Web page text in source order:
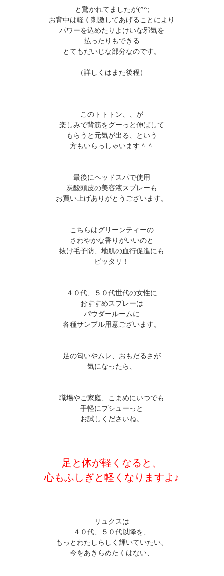
と驚かれてましたが(^^;
お背中は軽く刺激してあげることにより
パワーを込めたりよけいな邪気を
払ったりもできる
とてもだいじな部分なのです。
（詳しくはまた後程）
このトトトン、、が
楽しみで背筋をグーっと伸ばして
もらうと元気が出る、という
方もいらっしゃいます＾＾
最後にヘッドスパで使用
炭酸頭皮の美容液スプレーも
お買い上げありがとうございます。
こちらはグリーンティーの
さわやかな香りがいいのと
抜け毛予防、地肌の血行促進にも
ピッタリ！
４０代、５０代世代の女性に
おすすめスプレーは
パウダールームに
各種サンプル用意ございます。
足の匂いやムレ、おもだるさが
気になったら、
職場やご家庭、こまめにいつでも
手軽にプシューっと
お試しくださいね。
足と体が軽くなると、
心もふしぎと軽くなりますよ♪
リュクスは
４０代、５０代以降を、
もっとわたしらしく輝いていたい、
今をあきらめたくはない、